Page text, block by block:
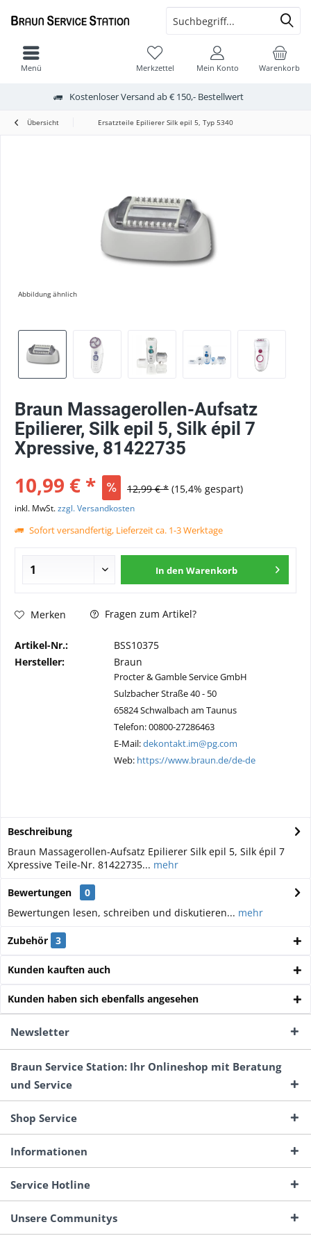
Kostenloser Versand ab € 150,- Bestellwert
Warenkorb
Merkzettel Mein Konto
Menü
Übersicht Ersatzteile Epilierer Silk epil 5, Typ 5340
Abbildung ähnlich
Braun Massagerollen-Aufsatz
Epilierer, Silk epil 5, Silk épil 7
Xpressive, 81422735
10,99 € * 12,99 € * (15,4% gespart)
inkl. MwSt.zzgl. Versandkosten
Sofort versandfertig, Lieferzeit ca. 1-3 Werktage
In den Warenkorb
Merken Fragen zum Artikel?
Artikel-Nr.:
BSS10375
Hersteller:
Braun
Procter & Gamble Service GmbH
Sulzbacher Straße 40 - 50
65824 Schwalbach am Taunus
Telefon: 00800-27286463
E-Mail:dekontakt.im@pg.com
Web: https://www.braun.de/de-de
Beschreibung
Braun Massagerollen-Aufsatz Epilierer Silk epil 5, Silk épil 7
Xpressive Teile-Nr. 81422735... mehr
Bewertungen
0
Bewertungen lesen, schreiben und diskutieren... mehr
Zubehör 3
Kunden kauften auch
Kunden haben sich ebenfalls angesehen
Newsletter
Braun Service Station: Ihr Onlineshop mit Beratung
und Service
Shop Service
Informationen
Service Hotline
Unsere Communitys